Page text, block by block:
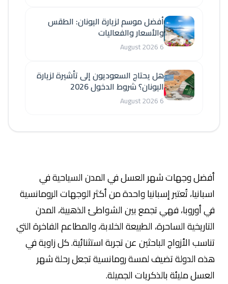
أفضل وجهات شهر العسل في المدن السياحية في
اسبانيا، تُعتبر إسبانيا واحدة من أكثر الوجهات الرومانسية
في أوروبا، فهي تجمع بين الشواطئ الذهبية، المدن
التاريخية الساحرة، الطبيعة الخلابة، والمطاعم الفاخرة التي
تناسب الأزواج الباحثين عن تجربة استثنائية. كل زاوية في
هذه الدولة تضيف لمسة رومانسية تجعل رحلة شهر
العسل مليئة بالذكريات الجميلة.
أفضل موسم لزيارة اليونان: الطقس
والأسعار والفعاليات
6 August 2026
هل يحتاج السعوديون إلى تأشيرة لزيارة
اليونان؟ شروط الدخول 2026
6 August 2026